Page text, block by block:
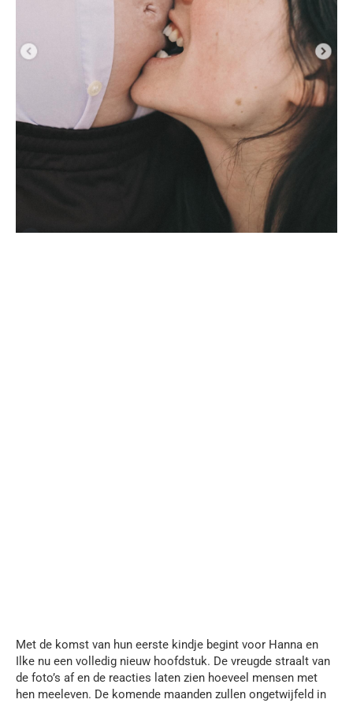
Met de komst van hun eerste kindje begint voor Hanna en
Ilke nu een volledig nieuw hoofdstuk. De vreugde straalt van
de foto’s af en de reacties laten zien hoeveel mensen met
hen meeleven. De komende maanden zullen ongetwijfeld in